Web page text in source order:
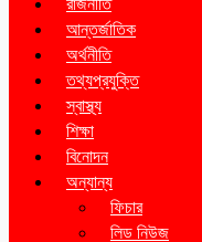
রাজনীতি
আন্তর্জাতিক
অর্থনীতি
তথ্যপ্রযুক্তি
স্বাস্থ্য
শিক্ষা
বিনোদন
অন্যান্য
ফিচার
লিড নিউজ